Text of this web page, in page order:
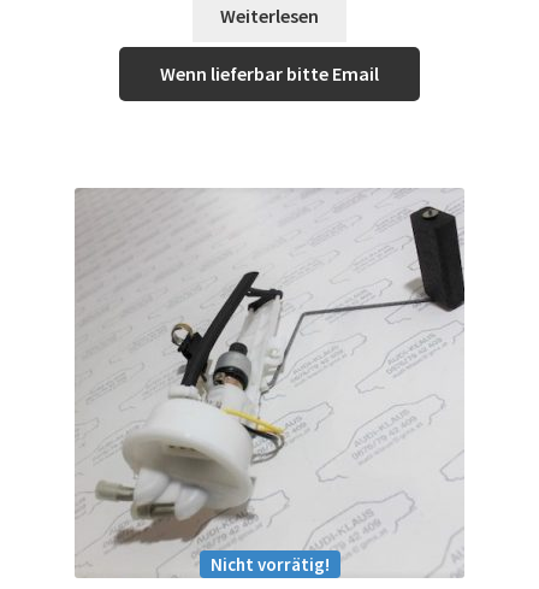
Weiterlesen
Wenn lieferbar bitte Email
Nicht vorrätig!